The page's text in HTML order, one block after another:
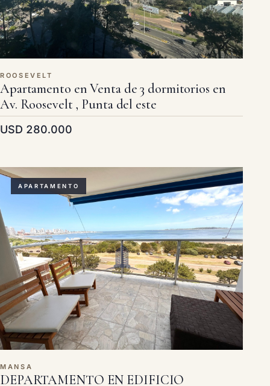
ROOSEVELT
Apartamento en Venta de 3 dormitorios en
Av. Roosevelt , Punta del este
USD 280.000
APARTAMENTO
MANSA
DEPARTAMENTO EN EDIFICIO